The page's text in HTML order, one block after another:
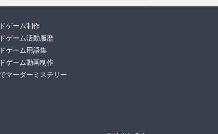
ゲーム制作
ゲーム活動履歴
ゲーム用語集
ゲーム動画制作
マーダーミステリー